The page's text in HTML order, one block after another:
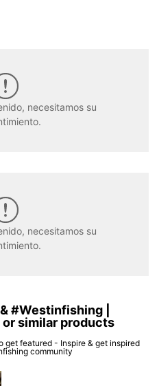
necesitamos su
necesitamos su
#Westinfishing |
similar products
get featured - Inspire & get inspired
community